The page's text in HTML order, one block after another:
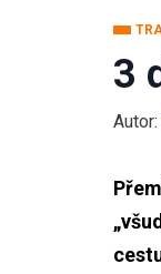
3
Autor: